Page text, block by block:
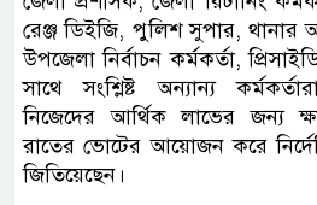
রেঞ্জ ডিইজি, পুলিশ সুপার, থানার
উপজেলা নির্বাচন কর্মকর্তা,
সাথে সংশ্লিষ্ট অন্যান্য
নিজেদের আর্থিক লাভের জন্য
রাতের ভোটের আয়োজন করে
জিতিয়েছেন।